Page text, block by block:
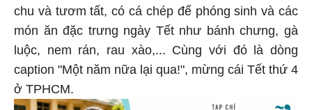
chu và tươm tất, có cá chép để phóng sinh và các
món ăn đặc trưng ngày Tết như bánh chưng, gà
luộc, nem rán, rau xào,... Cùng với đó là dòng
caption "Một năm nữa lại qua!", mừng cái Tết thứ 4
ở TPHCM.